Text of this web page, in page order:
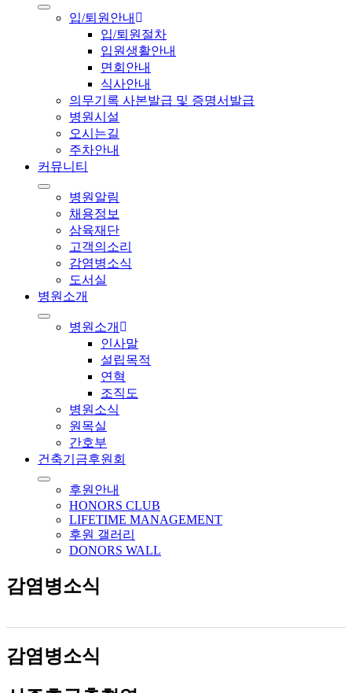
입/퇴원안내
입/퇴원절차
입원생활안내
면회안내
식사안내
의무기록 사본발급 및 증명서발급
병원시설
오시는길
주차안내
커뮤니티
병원알림
채용정보
삼육재단
고객의소리
감염병소식
도서실
병원소개
병원소개
인사말
설립목적
연혁
조직도
병원소식
원목실
간호부
건축기금후원회
후원안내
HONORS CLUB
LIFETIME MANAGEMENT
후원 갤러리
DONORS WALL
감염병소식
감염병소식